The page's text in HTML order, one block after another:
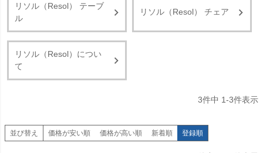
リソル（Resol） テーブ
ル
リソル（Resol） チェア
リソル（Resol）につい
て
3件中 1-3件表示
並び替え 価格が安い順 価格が高い順 新着順 登録順